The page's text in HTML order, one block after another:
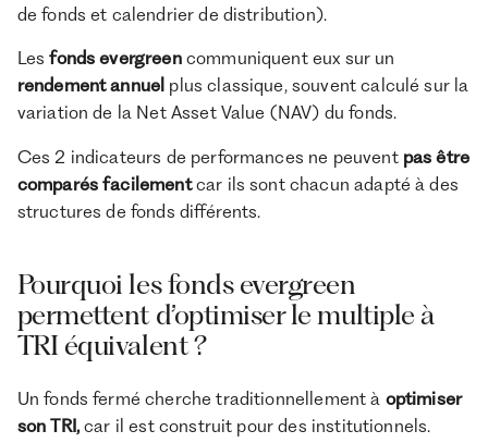
de fonds et calendrier de distribution).
Lesfonds evergreencommuniquent eux sur un
rendement annuel plus classique, souvent calculé sur la
variation de la Net Asset Value (NAV) du fonds.
Ces 2 indicateurs de performances ne peuvent pas être
comparés facilementcar ils sont chacun adapté à des
structures de fonds différents.
Pourquoi les fonds evergreen
permettent d’optimiser le multiple à
TRI équivalent ?
Un fonds fermé cherche traditionnellement à optimiser
son TRI,car il est construit pour des institutionnels.